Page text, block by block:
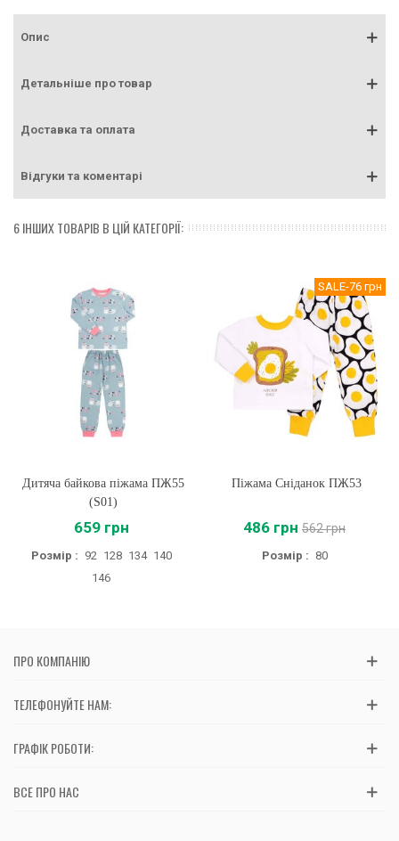
Опис
Детальніше про товар
Доставка та оплата
Відгуки та коментарі
6 ІНШИХ ТОВАРІВ В ЦІЙ КАТЕГОРІЇ:
Дитяча байкова піжама ПЖ55
(S01)
659 грн
Розмір : 92 128 134 140
146
SALE-76 грн
Піжама Сніданок ПЖ53
486 грн 562 грн
Розмір : 80
ПРО КОМПАНІЮ
ТЕЛЕФОНУЙТЕ НАМ:
ГРАФІК РОБОТИ:
ВСЕ ПРО НАС